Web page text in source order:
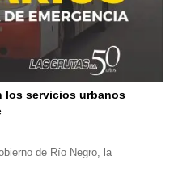
los servicios urbanos
de Río Negro, la